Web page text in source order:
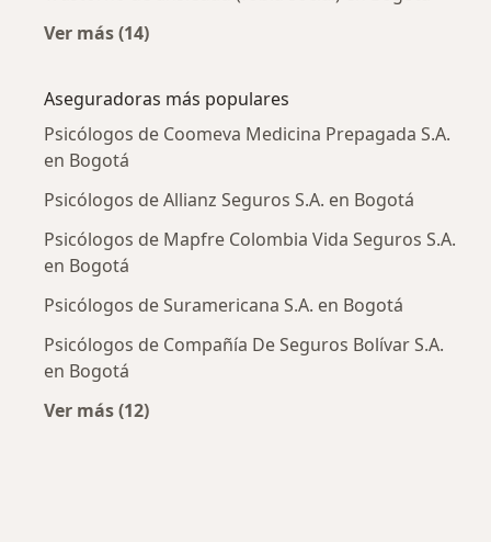
Ver más (14)
Aseguradoras más populares
Psicólogos de Coomeva Medicina Prepagada S.A.
en Bogotá
Psicólogos de Allianz Seguros S.A. en Bogotá
Psicólogos de Mapfre Colombia Vida Seguros S.A.
en Bogotá
Psicólogos de Suramericana S.A. en Bogotá
Psicólogos de Compañía De Seguros Bolívar S.A.
en Bogotá
Ver más (12)